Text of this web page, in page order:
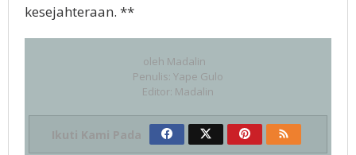
kеѕеjаhtеrааn. **
oleh Madalin
Penulis: Yape Gulo
Editor: Madalin
Ikuti Kami Pada